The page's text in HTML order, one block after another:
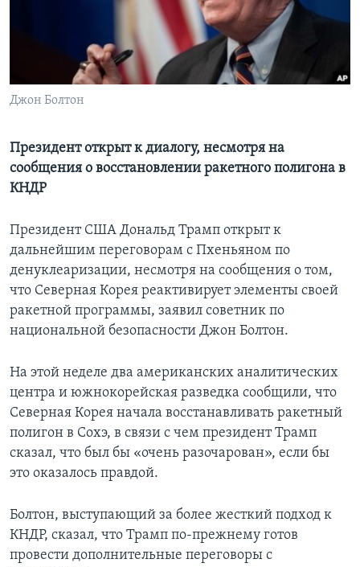
СОЦИАЛЬНЫЕ СЕТИ
Языки
Джон Болтон
Президент открыт к диалогу, несмотря на
сообщения о восстановлении ракетного полигона в
КНДР
Президент США Дональд Трамп открыт к
дальнейшим переговорам с Пхеньяном по
денуклеаризации, несмотря на сообщения о том,
что Северная Корея реактивирует элементы своей
ракетной программы, заявил советник по
национальной безопасности Джон Болтон.
На этой неделе два американских аналитических
центра и южнокорейская разведка сообщили, что
Северная Корея начала восстанавливать ракетный
полигон в Сохэ, в связи с чем президент Трамп
сказал, что был бы «очень разочарован», если бы
это оказалось правдой.
Болтон, выступающий за более жесткий подход к
КНДР, сказал, что Трамп по-прежнему готов
провести дополнительные переговоры с